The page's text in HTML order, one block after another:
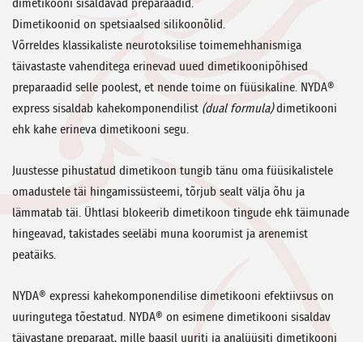
dimetikooni sisaldavad preparaadid.
Dimetikoonid on spetsiaalsed silikoonõlid.
Võrreldes klassikaliste neurotoksilise toimemehhanismiga
täivastaste vahenditega erinevad uued dimetikoonipõhised
preparaadid selle poolest, et nende toime on füüsikaline. NYDA®
express sisaldab kahekomponendilist (dual formula)dimetikooni
ehk kahe erineva dimetikooni segu.
Juustesse pihustatud dimetikoon tungib tänu oma füüsikalistele
omadustele täi hingamissüsteemi, tõrjub sealt välja õhu ja
lämmatab täi. Ühtlasi blokeerib dimetikoon tingude ehk täimunade
hingeavad, takistades seeläbi muna koorumist ja arenemist
peatäiks.
NYDA® expressi kahekomponendilise dimetikooni efektiivsus on
uuringutega tõestatud. NYDA® on esimene dimetikooni sisaldav
täivastane preparaat, mille baasil uuriti ja analüüsiti dimetikooni